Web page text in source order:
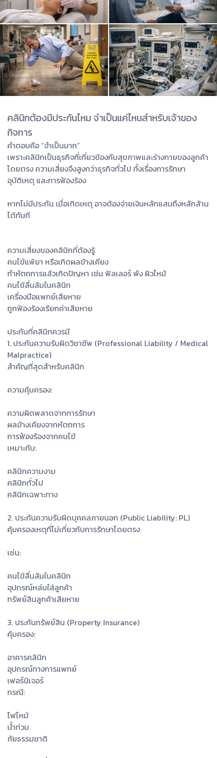
คลินิกต้องมีประกันไหม จำเป็นแค่ไหนสำหรับเจ้าของ
กิจการ
คำตอบคือ “จำเป็นมาก”
เพราะคลินิกเป็นธุรกิจที่เกี่ยวข้องกับสุขภาพและร่างกายของลูกค้า
โดยตรง ความเสี่ยงจึงสูงกว่าธุรกิจทั่วไป ทั้งเรื่องการรักษา
อุบัติเหตุ และการฟ้องร้อง
หากไม่มีประกัน เมื่อเกิดเหตุ อาจต้องจ่ายเงินหลักแสนถึงหลักล้าน
ได้ทันที
ความเสี่ยงของคลินิกที่ต้องรู้
คนไข้แพ้ยา หรือเกิดผลข้างเคียง
ทำหัตถการแล้วเกิดปัญหา เช่น ฟิลเลอร์ พัง ผิวไหม้
คนไข้ลื่นล้มในคลินิก
เครื่องมือแพทย์เสียหาย
ถูกฟ้องร้องเรียกค่าเสียหาย
ประกันที่คลินิกควรมี
1. ประกันความรับผิดวิชาชีพ (Professional Liability / Medical
Malpractice)
สำคัญที่สุดสำหรับคลินิก
ความคุ้มครอง:
ความผิดพลาดจากการรักษา
ผลข้างเคียงจากหัตถการ
การฟ้องร้องจากคนไข้
เหมาะกับ:
คลินิกความงาม
คลินิกทั่วไป
คลินิกเฉพาะทาง
2. ประกันความรับผิดบุคคลภายนอก (Public Liability: PL)
คุ้มครองเหตุที่ไม่เกี่ยวกับการรักษาโดยตรง
เช่น:
คนไข้ลื่นล้มในคลินิก
อุปกรณ์หล่นใส่ลูกค้า
ทรัพย์สินลูกค้าเสียหาย
3. ประกันทรัพย์สิน (Property Insurance)
คุ้มครอง:
อาคารคลินิก
อุปกรณ์ทางการแพทย์
เฟอร์นิเจอร์
กรณี:
ไฟไหม้
น้ำท่วม
ภัยธรรมชาติ